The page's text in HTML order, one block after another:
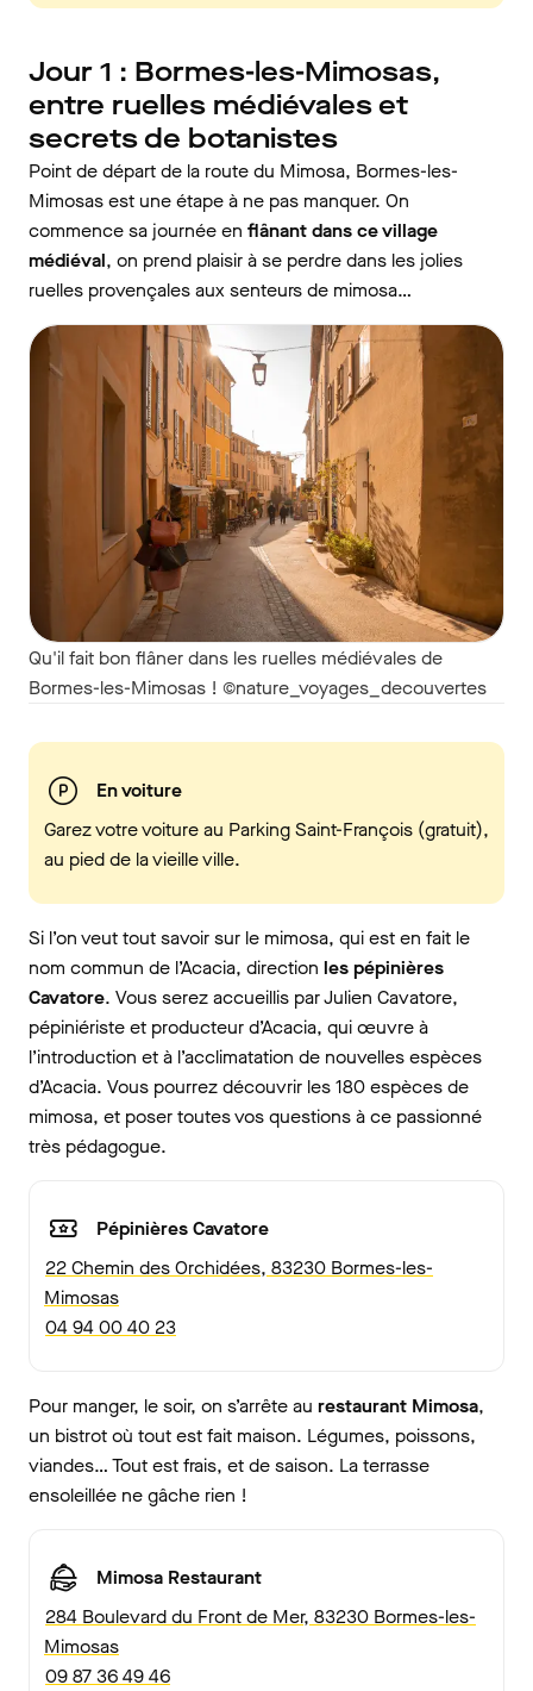
Jour 1 : Bormes-les-Mimosas,
entre ruelles médiévales et
secrets de botanistes
Point de départ de la route du Mimosa, Bormes-les-
Mimosas est une étape à ne pas manquer. On
commence sa journée en flânant dans ce village
médiéval, on prend plaisir à se perdre dans les jolies
ruelles provençales aux senteurs de mimosa…
Qu'il fait bon flâner dans les ruelles médiévales de
Bormes-les-Mimosas ! ©nature_voyages_decouvertes
En voiture
Garez votre voiture au Parking Saint-François (gratuit),
au pied de la vieille ville.
Si l’on veut tout savoir sur le mimosa, qui est en fait le
nom commun de l’Acacia, direction les pépinières
Cavatore. Vous serez accueillis par Julien Cavatore,
pépiniériste et producteur d’Acacia, qui œuvre à
l’introduction et à l’acclimatation de nouvelles espèces
d’Acacia. Vous pourrez découvrir les 180 espèces de
mimosa, et poser toutes vos questions à ce passionné
très pédagogue.
Pépinières Cavatore
22 Chemin des Orchidées, 83230 Bormes-les-
Mimosas
04 94 00 40 23
Pour manger, le soir, on s’arrête au restaurant Mimosa,
un bistrot où tout est fait maison. Légumes, poissons,
viandes… Tout est frais, et de saison. La terrasse
ensoleillée ne gâche rien !
Mimosa Restaurant
284 Boulevard du Front de Mer, 83230 Bormes-les-
Mimosas
09 87 36 49 46